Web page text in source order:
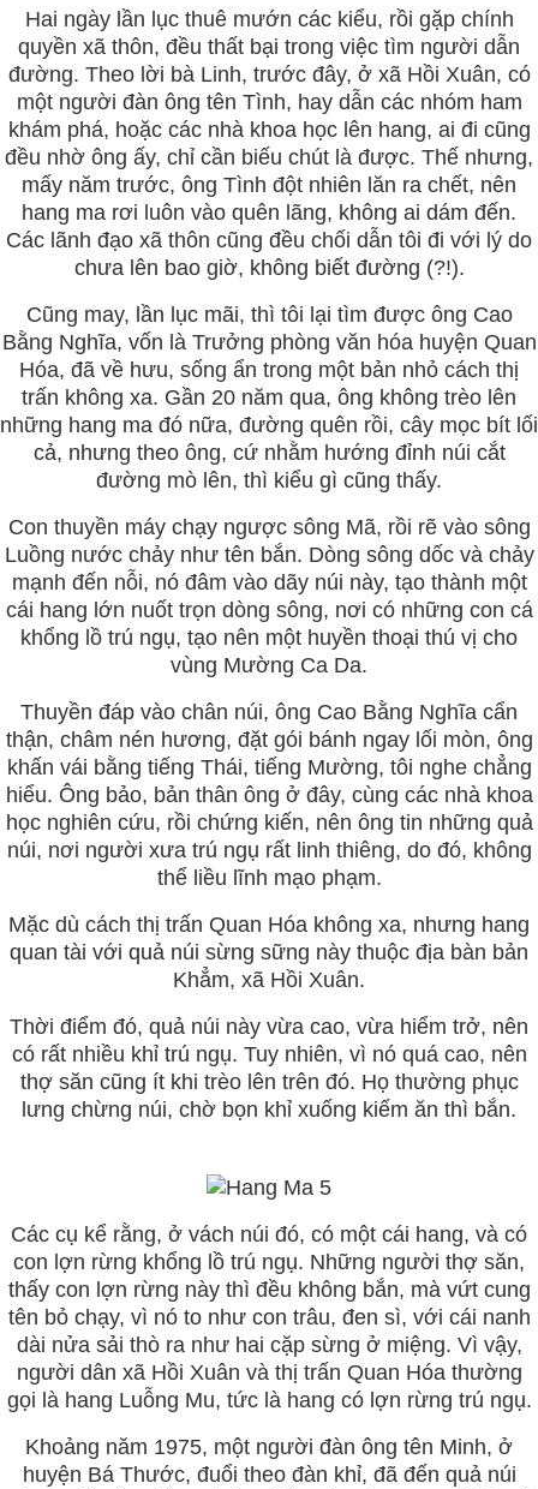
Hai ngày lần lục thuê mướn các kiểu, rồi gặp chính
quyền xã thôn, đều thất bại trong việc tìm người dẫn
đường. Theo lời bà Linh, trước đây, ở xã Hồi Xuân, có
một người đàn ông tên Tình, hay dẫn các nhóm ham
khám phá, hoặc các nhà khoa học lên hang, ai đi cũng
đều nhờ ông ấy, chỉ cần biếu chút là được. Thế nhưng,
mấy năm trước, ông Tình đột nhiên lăn ra chết, nên
hang ma rơi luôn vào quên lãng, không ai dám đến.
Các lãnh đạo xã thôn cũng đều chối dẫn tôi đi với lý do
chưa lên bao giờ, không biết đường (?!).
Cũng may, lần lục mãi, thì tôi lại tìm được ông Cao
Bằng Nghĩa, vốn là Trưởng phòng văn hóa huyện Quan
Hóa, đã về hưu, sống ẩn trong một bản nhỏ cách thị
trấn không xa. Gần 20 năm qua, ông không trèo lên
những hang ma đó nữa, đường quên rồi, cây mọc bít lối
cả, nhưng theo ông, cứ nhằm hướng đỉnh núi cắt
đường mò lên, thì kiểu gì cũng thấy.
Con thuyền máy chạy ngược sông Mã, rồi rẽ vào sông
Luồng nước chảy như tên bắn. Dòng sông dốc và chảy
mạnh đến nỗi, nó đâm vào dãy núi này, tạo thành một
cái hang lớn nuốt trọn dòng sông, nơi có những con cá
khổng lồ trú ngụ, tạo nên một huyền thoại thú vị cho
vùng Mường Ca Da.
Thuyền đáp vào chân núi, ông Cao Bằng Nghĩa cẩn
thận, châm nén hương, đặt gói bánh ngay lối mòn, ông
khấn vái bằng tiếng Thái, tiếng Mường, tôi nghe chẳng
hiểu. Ông bảo, bản thân ông ở đây, cùng các nhà khoa
học nghiên cứu, rồi chứng kiến, nên ông tin những quả
núi, nơi người xưa trú ngụ rất linh thiêng, do đó, không
thể liều lĩnh mạo phạm.
Mặc dù cách thị trấn Quan Hóa không xa, nhưng hang
quan tài với quả núi sừng sững này thuộc địa bàn bản
Khẳm, xã Hồi Xuân.
Thời điểm đó, quả núi này vừa cao, vừa hiểm trở, nên
có rất nhiều khỉ trú ngụ. Tuy nhiên, vì nó quá cao, nên
thợ săn cũng ít khi trèo lên trên đó. Họ thường phục
lưng chừng núi, chờ bọn khỉ xuống kiếm ăn thì bắn.
Các cụ kể rằng, ở vách núi đó, có một cái hang, và có
con lợn rừng khổng lồ trú ngụ. Những người thợ săn,
thấy con lợn rừng này thì đều không bắn, mà vứt cung
tên bỏ chạy, vì nó to như con trâu, đen sì, với cái nanh
dài nửa sải thò ra như hai cặp sừng ở miệng. Vì vậy,
người dân xã Hồi Xuân và thị trấn Quan Hóa thường
gọi là hang Luỗng Mu, tức là hang có lợn rừng trú ngụ.
Khoảng năm 1975, một người đàn ông tên Minh, ở
huyện Bá Thước, đuổi theo đàn khỉ, đã đến quả núi